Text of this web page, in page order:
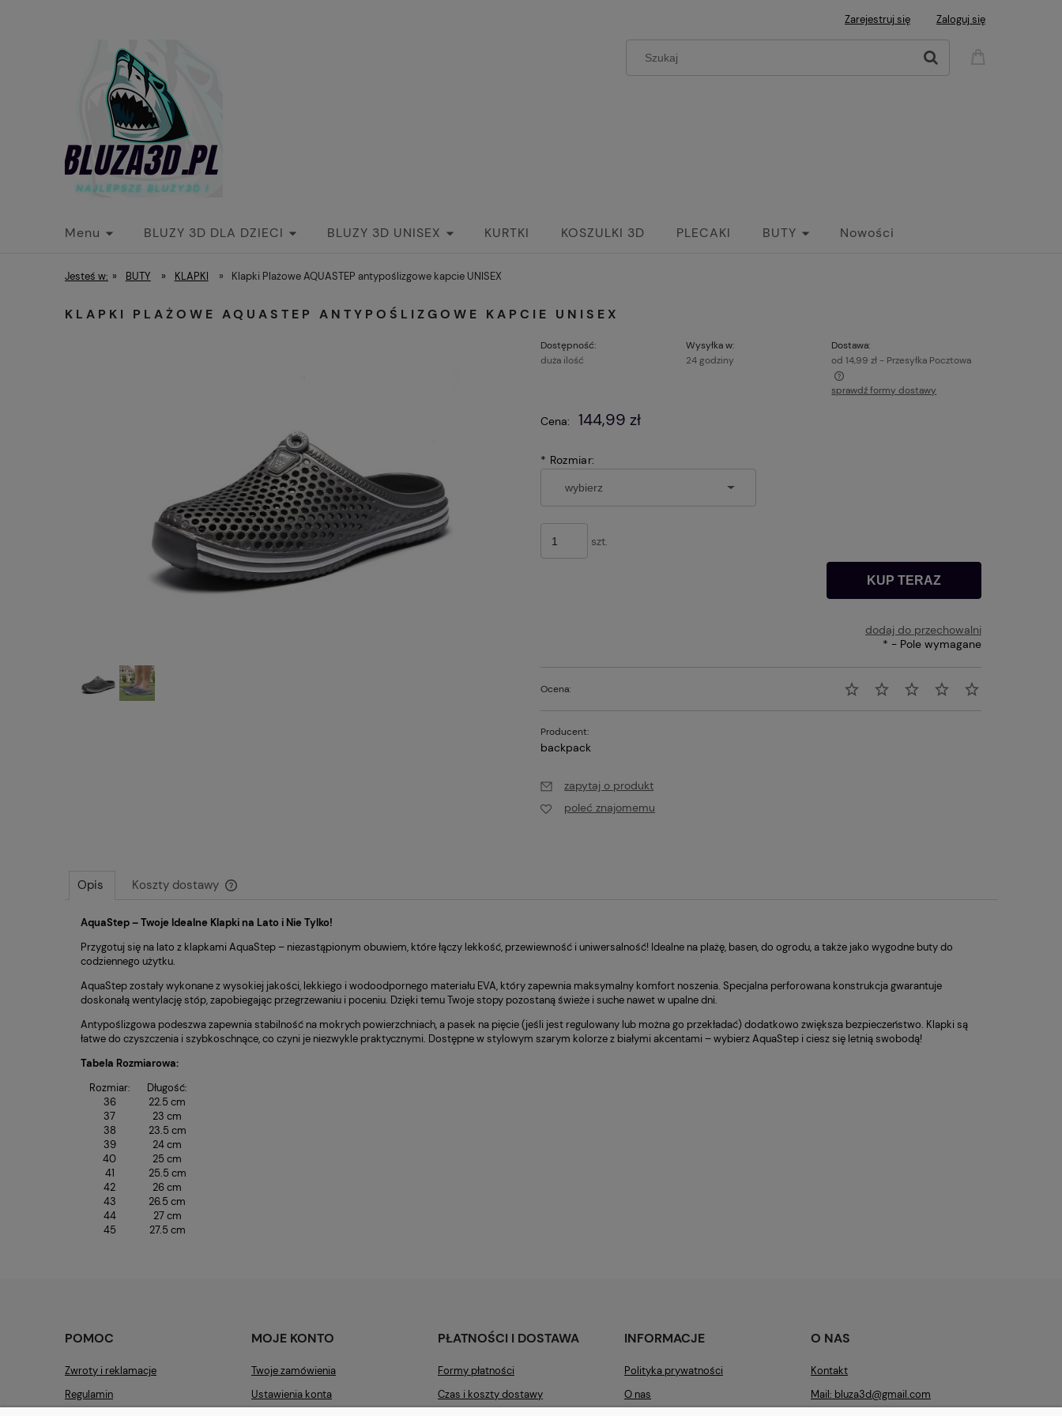
Zarejestruj się Zaloguj się
Menu BLUZY 3D DLA DZIECI BLUZY 3D UNISEX KURTKI KOSZULKI 3D PLECAKI BUTY Nowości
Kontakt O nas
Jesteś w: » BUTY » KLAPKI » Klapki Plażowe AQUASTEP antypoślizgowe kapcie UNISEX
KLAPKI PLAŻOWE AQUASTEP ANTYPOŚLIZGOWE KAPCIE UNISEX
Dostępność:
duża ilość
Wysyłka w:
24 godziny
Dostawa:
od 14,99 zł - Przesyłka Pocztowa
płatności
sprawdź formy dostawy
Cena: 144,99 zł
* Rozmiar:
szt.
KUP TERAZ
dodaj do przechowalni
* - Pole wymagane
Ocena:
Producent:
backpack
zapytaj o produkt
poleć znajomemu
Opis Koszty dostawy
Cena nie zawiera ewentualnych kosztów
płatności
AquaStep – Twoje Idealne Klapki na Lato i Nie Tylko!
Przygotuj się na lato z klapkami AquaStep – niezastąpionym obuwiem, które łączy lekkość, przewiewność i uniwersalność! Idealne na plażę, basen, do ogrodu, a także jako wygodne buty do
codziennego użytku.
AquaStep zostały wykonane z wysokiej jakości, lekkiego i wodoodpornego materiału EVA, który zapewnia maksymalny komfort noszenia. Specjalna perforowana konstrukcja gwarantuje
doskonałą wentylację stóp, zapobiegając przegrzewaniu i poceniu. Dzięki temu Twoje stopy pozostaną świeże i suche nawet w upalne dni.
Antypoślizgowa podeszwa zapewnia stabilność na mokrych powierzchniach, a pasek na pięcie (jeśli jest regulowany lub można go przekładać) dodatkowo zwiększa bezpieczeństwo. Klapki są
łatwe do czyszczenia i szybkoschnące, co czyni je niezwykle praktycznymi. Dostępne w stylowym szarym kolorze z białymi akcentami – wybierz AquaStep i ciesz się letnią swobodą!
Tabela Rozmiarowa:
Rozmiar:
Długość:
36
22.5 cm
37
23 cm
38
23.5 cm
39
24 cm
40
25 cm
41
25.5 cm
42
26 cm
43
26.5 cm
44
27 cm
45
27.5 cm
POMOC
Zwroty i reklamacje
Regulamin
MOJE KONTO
Twoje zamówienia
Ustawienia konta
PŁATNOŚCI I DOSTAWA
Formy płatności
Czas i koszty dostawy
INFORMACJE
Polityka prywatności
O nas
O NAS
Kontakt
Mail: bluza3d@gmail.com